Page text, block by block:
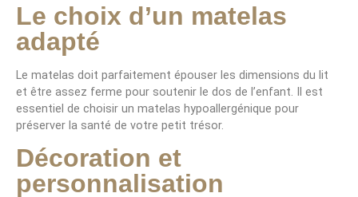
Le choix d’un matelas
adapté
Le matelas doit parfaitement épouser les dimensions du lit
et être assez ferme pour soutenir le dos de l’enfant. Il est
essentiel de choisir un matelas hypoallergénique pour
préserver la santé de votre petit trésor.
Décoration et
personnalisation